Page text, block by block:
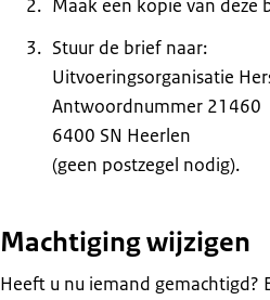
Maak een kopie van
Stuur de brief naar:
Uitvoeringsorganisatie
Antwoordnummer 21460
6400 SN Heerlen
(geen postzegel nodig).
Machtiging wijzigen
Heeft u nu iemand gemachtigd?